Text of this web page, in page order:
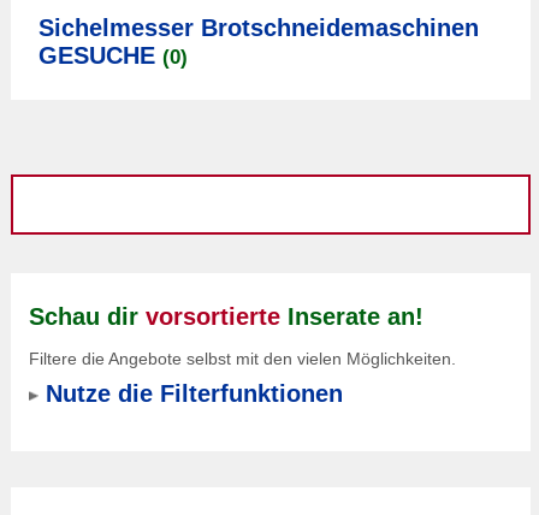
Sichelmesser Brotschneidemaschinen
GESUCHE (0)
Schau dir vorsortierte Inserate an!
Filtere die Angebote selbst mit den vielen Möglichkeiten.
Nutze die Filterfunktionen